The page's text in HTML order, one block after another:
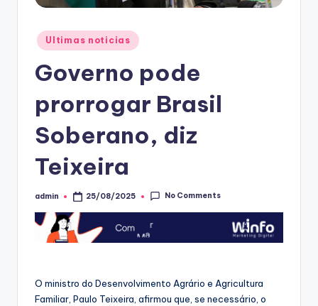
Posted
in
Ultimas noticias
Governo pode
prorrogar Brasil
Soberano, diz
Teixeira
Posted
admin 25/08/2025 No Comments
O ministro do Desenvolvimento Agrário e Agricultura
Familiar, Paulo Teixeira, afirmou que, se necessário, o